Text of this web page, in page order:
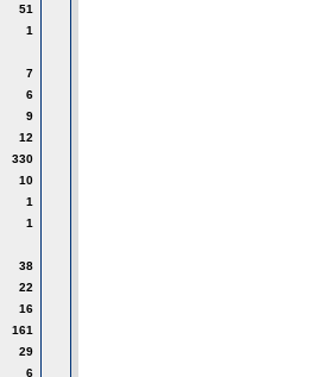
51
1
7
6
9
12
330
10
1
1
38
22
16
161
29
6